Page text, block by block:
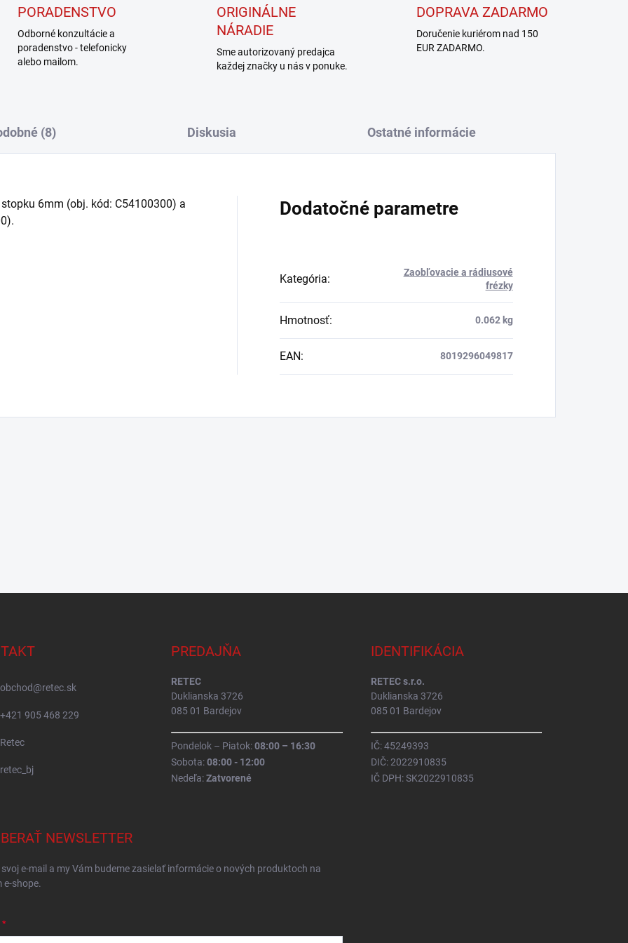
PORADENSTVO
Odborné konzultácie a
poradenstvo - telefonicky
alebo mailom.
ORIGINÁLNE
NÁRADIE
Sme autorizovaný predajca
každej značky u nás v ponuke.
DOPRAVA ZADARMO
Doručenie kuriérom nad 150
EUR ZADARMO.
(8) Diskusia Ostatné informácie
6mm (obj. kód: C54100300) a
Dodatočné parametre
Kategória:
Zaobľovacie a rádiusové
frézky
Hmotnosť: 0.062 kg
EAN: 8019296049817
obchod@retec.sk
+421 905 468 229
Retec
retec_bj
PREDAJŇA
RETEC
Duklianska 3726
085 01 Bardejov
Pondelok – Piatok:08:00 – 16:30
Sobota:08:00 - 12:00
Nedeľa:Zatvorené
IDENTIFIKÁCIA
RETEC s.r.o.
Duklianska 3726
085 01 Bardejov
IČ: 45249393
DIČ: 2022910835
IČ DPH: SK2022910835
NEWSLETTER
e-mail a my Vám budeme zasielať informácie o nových produktoch na
e-shope.